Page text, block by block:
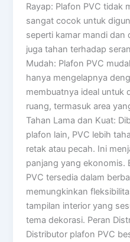
Rayap: Plafon PVC tidak
sangat cocok untuk
seperti kamar mandi dan
juga tahan terhadap
Mudah: Plafon PVC
hanya mengelapnya
membuatnya ideal untuk
ruang, termasuk area
Tahan Lama dan Kuat:
plafon lain, PVC lebih
retak atau pecah. Ini
panjang yang ekonomis.
PVC tersedia dalam
memungkinkan
tampilan interior yang
tema dekorasi. Peran
Distributor plafon PVC